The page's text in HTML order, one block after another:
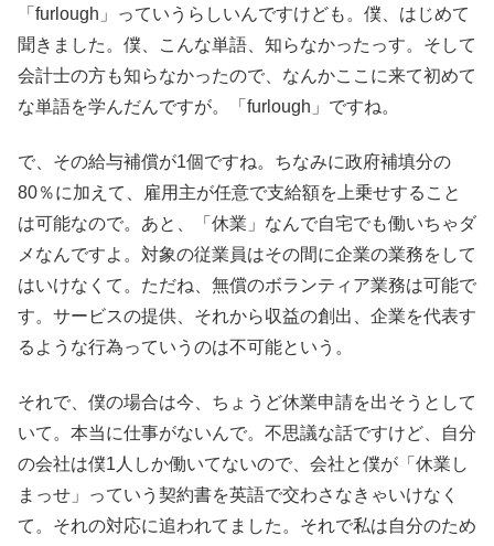
「furlough」っていうらしいんですけども。僕、はじめて
聞きました。僕、こんな単語、知らなかったっす。そして
会計士の方も知らなかったので、なんかここに来て初めて
な単語を学んだんですが。「furlough」ですね。
で、その給与補償が1個ですね。ちなみに政府補填分の
80％に加えて、雇用主が任意で支給額を上乗せすること
は可能なので。あと、「休業」なんで自宅でも働いちゃダ
メなんですよ。対象の従業員はその間に企業の業務をして
はいけなくて。ただね、無償のボランティア業務は可能で
す。サービスの提供、それから収益の創出、企業を代表す
るような行為っていうのは不可能という。
それで、僕の場合は今、ちょうど休業申請を出そうとして
いて。本当に仕事がないんで。不思議な話ですけど、自分
の会社は僕1人しか働いてないので、会社と僕が「休業し
まっせ」っていう契約書を英語で交わさなきゃいけなく
て。それの対応に追われてました。それで私は自分のため